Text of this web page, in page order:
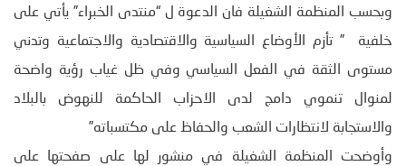
وبحسب المنظمة الشغيلة فان الدعوة ل “منتدى الخبراء” يأتي على
خلفية ” تأزم الأوضاع السياسية والاقتصادية والاجتماعية وتدني
مستوى الثقة في الفعل السياسي وفي ظل غياب رؤية واضحة
لمنوال تنموي دامج لدى الاحزاب الحاكمة للنهوض بالبلاد
والاستجابة لانتظارات الشعب والحفاظ على مكتسباته”
وأوضحت المنظمة الشغيلة في منشور لها على صفحتها على